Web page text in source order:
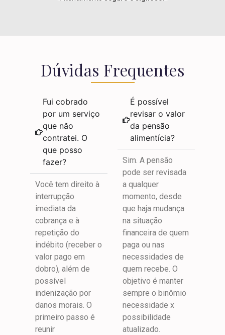
Dúvidas Frequentes
Fui cobrado
por um serviço
que não
contratei. O
que posso
fazer?
Você tem direito à
interrupção
imediata da
cobrança e à
repetição do
indébito (receber o
valor pago em
dobro), além de
possível
indenização por
danos morais. O
primeiro passo é
reunir
É possível
revisar o valor
da pensão
alimentícia?
Sim. A pensão
pode ser revisada
a qualquer
momento, desde
que haja mudança
na situação
financeira de quem
paga ou nas
necessidades de
quem recebe. O
objetivo é manter
sempre o binômio
necessidade x
possibilidade
atualizado.